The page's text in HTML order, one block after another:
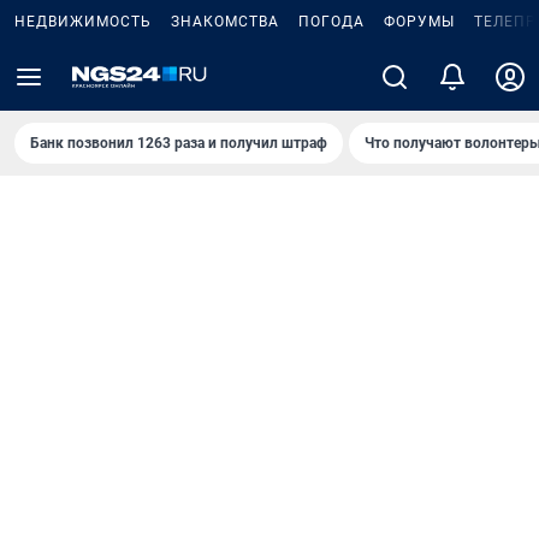
НЕДВИЖИМОСТЬ ЗНАКОМСТВА ПОГОДА ФОРУМЫ
Банк позвонил 1263 раза и получил штраф Что получают